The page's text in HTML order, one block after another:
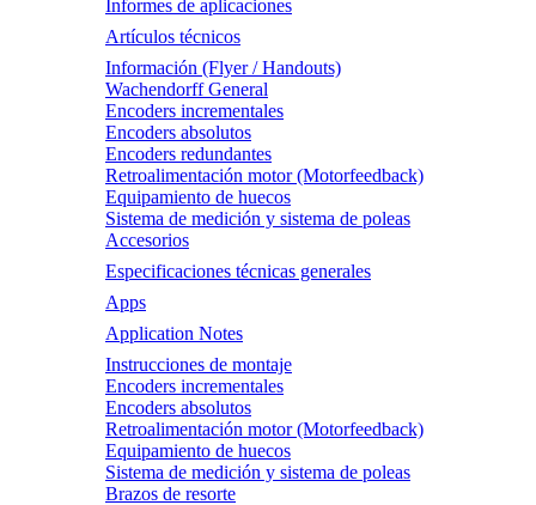
Informes de aplicaciones
Artículos técnicos
Información (Flyer / Handouts)
Wachendorff General
Encoders incrementales
Encoders absolutos
Encoders redundantes
Retroalimentación motor (Motorfeedback)
Equipamiento de huecos
Sistema de medición y sistema de poleas
Accesorios
Especificaciones técnicas generales
Apps
Application Notes
Instrucciones de montaje
Encoders incrementales
Encoders absolutos
Retroalimentación motor (Motorfeedback)
Equipamiento de huecos
Sistema de medición y sistema de poleas
Brazos de resorte